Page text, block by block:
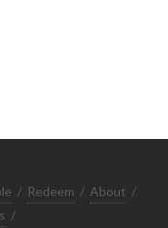
/ Redeem / About /
/